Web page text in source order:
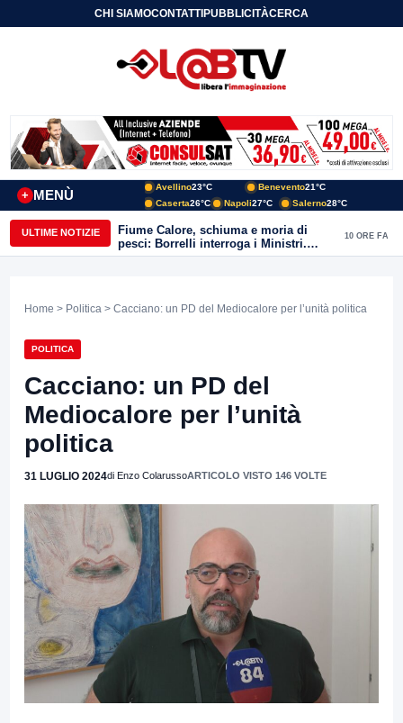
CHI SIAMOCONTATTIPUBBLICITÀCERCA
MENÙ
+
Avellino23°C Benevento21°C
Caserta26°C Napoli27°C Salerno28°C
ULTIME NOTIZIE
Fiume Calore, schiuma e moria di
pesci: Borrelli interroga i Ministri.
“Benevento paga l’assenza del
10 ORE FA
Home > Politica > Cacciano: un PD del Mediocalore per l’unità politica
POLITICA
Cacciano: un PD del
Mediocalore per l’unità
politica
31 LUGLIO 2024di Enzo ColarussoARTICOLO VISTO 146 VOLTE